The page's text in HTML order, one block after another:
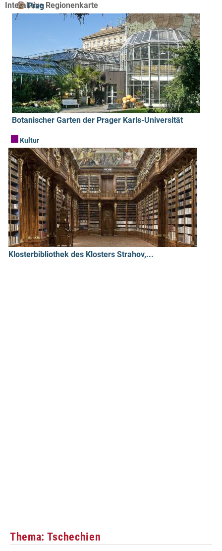
Interaktive Regionenkarte
Prag
Botanischer Garten der Prager Karls-Universität
Kultur
Klosterbibliothek des Klosters Strahov,...
Kultur
Kunstatelier für Zeichen- und Malkurse,...
Thema: Tschechien